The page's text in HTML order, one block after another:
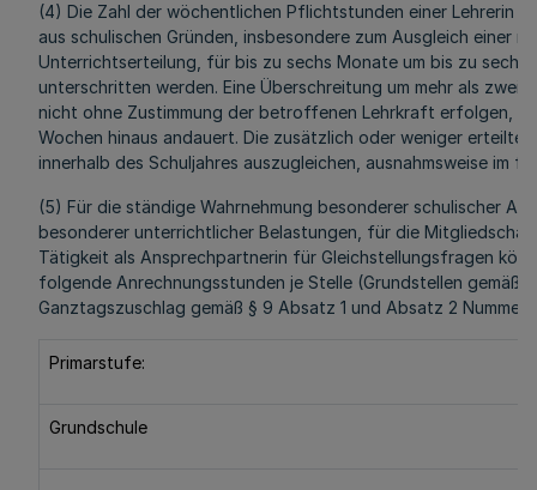
(4) Die Zahl der wöchentlichen Pflichtstunden einer Lehrerin
aus schulischen Gründen, insbesondere zum Ausgleich einer
Unterrichtserteilung, für bis zu sechs Monate um bis zu sechs
unterschritten werden. Eine Überschreitung um mehr als zwei
nicht ohne Zustimmung der betroffenen Lehrkraft erfolgen,
Wochen hinaus andauert. Die zusätzlich oder weniger
innerhalb des Schuljahres auszugleichen, ausnahmsweise im
(5) Für die ständige Wahrnehmung besonderer schulischer
besonderer unterrichtlicher Belastungen, für die
Tätigkeit als Ansprechpartnerin für Gleichstellungsfragen
folgende Anrechnungsstunden je Stelle (Grundstellen gemäß
Ganztagszuschlag gemäß § 9 Absatz 1 und Absatz 2 Nummer
Primarstufe:
Grundschule